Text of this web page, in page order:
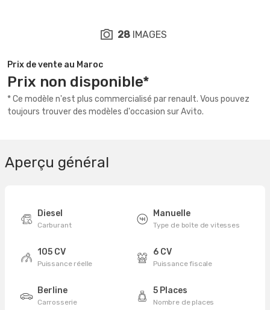
Prix de vente au Maroc
Prix non disponible*
* Ce modèle n'est plus commercialisé par renault. Vous pouvez
toujours trouver des modèles d'occasion sur Avito.
28 IMAGES
Aperçu général
Diesel
Carburant
Manuelle
Type de boîte de vitesses
105 CV
Puissance réelle
6 CV
Puissance fiscale
Berline
Carrosserie
5 Places
Nombre de places